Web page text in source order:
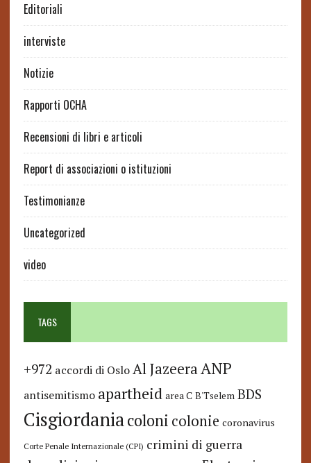
Editoriali
interviste
Notizie
Rapporti OCHA
Recensioni di libri e articoli
Report di associazioni o istituzioni
Testimonianze
Uncategorized
video
TAGS
+972 accordi di Oslo Al JazeeraANP
antisemitismo apartheid area C B'Tselem BDS
Cisgiordaniacoloni colonie coronavirus
Corte Penale Internazionale (CPI) crimini di guerra